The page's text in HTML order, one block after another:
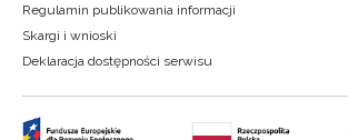
Regulamin publikowania informacji
Skargi i wnioski
Deklaracja dostępności serwisu